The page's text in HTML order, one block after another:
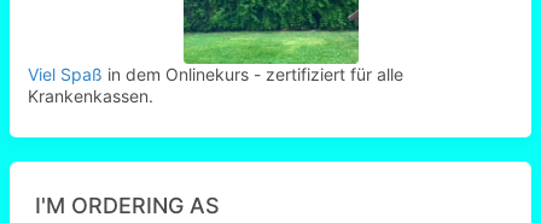
Viel Spaß in dem Onlinekurs - zertifiziert für alle
Krankenkassen.
I'M ORDERING AS